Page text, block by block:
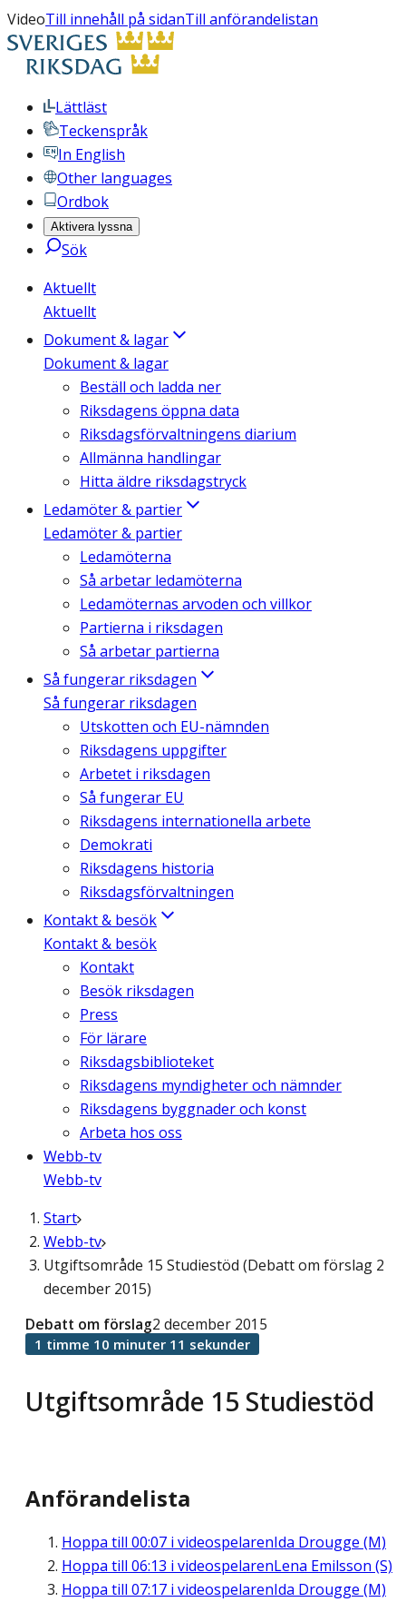
VideoTill innehåll på sidanTill anförandelistan
Lättläst
Teckenspråk
In English
Other languages
Ordbok
Aktivera lyssna
Sök
Aktuellt
Aktuellt
Dokument & lagar
Dokument & lagar
Beställ och ladda ner
Riksdagens öppna data
Riksdagsförvaltningens diarium
Allmänna handlingar
Hitta äldre riksdagstryck
Ledamöter & partier
Ledamöter & partier
Ledamöterna
Så arbetar ledamöterna
Ledamöternas arvoden och villkor
Partierna i riksdagen
Så arbetar partierna
Så fungerar riksdagen
Så fungerar riksdagen
Utskotten och EU-nämnden
Riksdagens uppgifter
Arbetet i riksdagen
Så fungerar EU
Riksdagens internationella arbete
Demokrati
Riksdagens historia
Riksdagsförvaltningen
Kontakt & besök
Kontakt & besök
Kontakt
Besök riksdagen
Press
För lärare
Riksdagsbiblioteket
Riksdagens myndigheter och nämnder
Riksdagens byggnader och konst
Arbeta hos oss
Webb-tv
Webb-tv
Start
Webb-tv
Utgiftsområde 15 Studiestöd (Debatt om förslag 2
december 2015)
Utgiftsområde 15 Studiestöd
Debatt om förslag2 december 2015
1 timme 10 minuter 11 sekunder
Anförandelista
Hoppa till 00:07 i videospelarenIda Drougge (M)
Hoppa till 06:13 i videospelarenLena Emilsson (S)
Hoppa till 07:17 i videospelarenIda Drougge (M)